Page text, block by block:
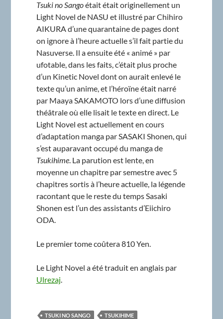
Tsuki no Sangoétait était originellement un
Light Novel de NASU et illustré par Chihiro
AIKURA d’une quarantaine de pages dont
on ignore à l’heure actuelle s’il fait partie du
Nasuverse. Il a ensuite été « animé » par
ufotable, dans les faits, c’était plus proche
d’un Kinetic Novel dont on aurait enlevé le
texte qu’un anime, et l’héroïne était narré
par Maaya SAKAMOTO lors d’une diffusion
théâtrale où elle lisait le texte en direct. Le
Light Novel est actuellement en cours
d’adaptation manga par SASAKI Shonen, qui
s’est auparavant occupé du manga de
Tsukihime. La parution est lente, en
moyenne un chapitre par semestre avec 5
chapitres sortis à l’heure actuelle, la légende
racontant que le reste du temps Sasaki
Shonen est l’un des assistants d’Eiichiro
ODA.
Le premier tome coûtera 810 Yen.
Le Light Novel a été traduit en anglais par
Ulrezaj.
TSUKI NO SANGO TSUKIHIME